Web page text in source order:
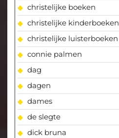
christelijke boeken
christelijke kinderboeken
christelijke luisterboeken
connie palmen
dag
dagen
dames
de slegte
dick bruna